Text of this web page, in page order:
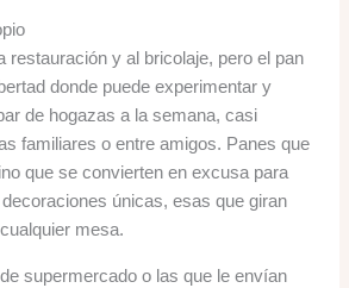
restauración y al bricolaje, pero el pan
donde puede experimentar y
de hogazas a la semana, casi
familiares o entre amigos. Panes que
que se convierten en excusa para
únicas, esas que giran
mesa.
supermercado o las que le envían